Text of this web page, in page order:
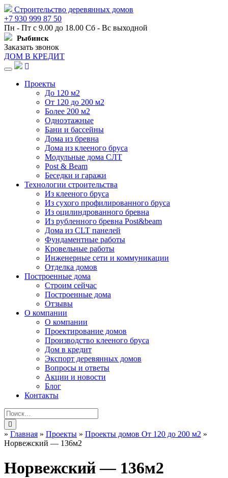
Строительство деревянных домов
+7 930 999 87 50
Пн - Пт с 9.00 до 18.00 Сб - Вс выходной
Рыбинск
Заказать звонок
ДОМ В КРЕДИТ
Навигация
Проекты
До 120 м2
От 120 до 200 м2
Более 200 м2
Одноэтажные
Бани и бассейны
Дома из бревна
Дома из клееного бруса
Модульные дома СЛТ
Post & Beam
Беседки и гаражи
Технологии строительства
Из клееного бруса
Из сухого профилированного бруса
Из оцилиндрованного бревна
Из рубленного бревна Post&beam
Дома из CLT панелей
Фундаментные работы
Кровельные работы
Инженерные сети и коммуникации
Отделка домов
Построенные дома
Строим сейчас
Построенные дома
Отзывы
О компании
О компании
Проектирование домов
Производство клееного бруса
Дом в кредит
Экспорт деревянных домов
Вопросы и ответы
Акции и новости
Блог
Контакты
» Главная » Проекты » Проекты домов От 120 до 200 м2 »
Норвежский — 136м2
Норвежский — 136м2